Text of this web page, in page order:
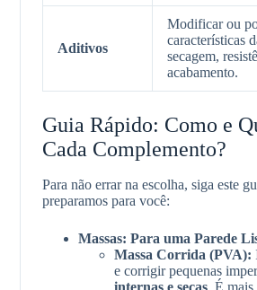
Aditivos
Modificar ou
características
secagem,
acabamento.
Guia Rápido: Como e
Cada Complemento?
Para não errar na escolha, siga este
preparamos para você:
Massas: Para uma Parede
Massa Corrida (PVA):
e corrigir pequenas